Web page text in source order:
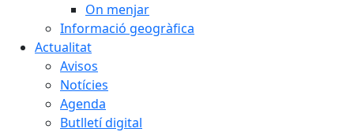
On menjar
Informació geogràfica
Actualitat
Avisos
Notícies
Agenda
Butlletí digital